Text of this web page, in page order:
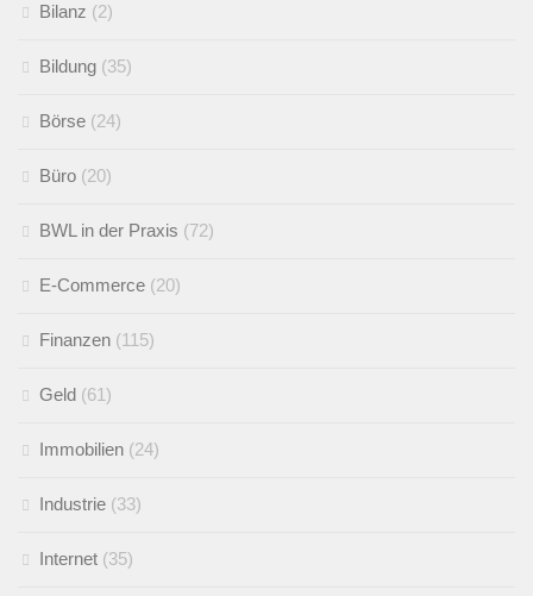
Bilanz (2)
Bildung (35)
Börse (24)
Büro (20)
BWL in der Praxis (72)
E-Commerce (20)
Finanzen (115)
Geld (61)
Immobilien (24)
Industrie (33)
Internet (35)